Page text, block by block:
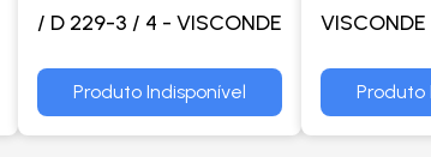
/ D 229-3 / 4 - VISCONDE
Produto Indisponível
VISCONDE
Produto